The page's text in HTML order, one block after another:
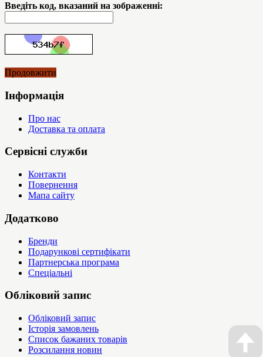
Введіть код, вказаний на зображенні:
Продовжити
Інформація
Про нас
Доставка та оплата
Сервісні служби
Контакти
Повернення
Мапа сайту
Додатково
Бренди
Подарункові сертифікати
Партнерська програма
Спеціальні
Обліковий запис
Обліковий запис
Історія замовлень
Список бажаних товарів
Розсилання новин